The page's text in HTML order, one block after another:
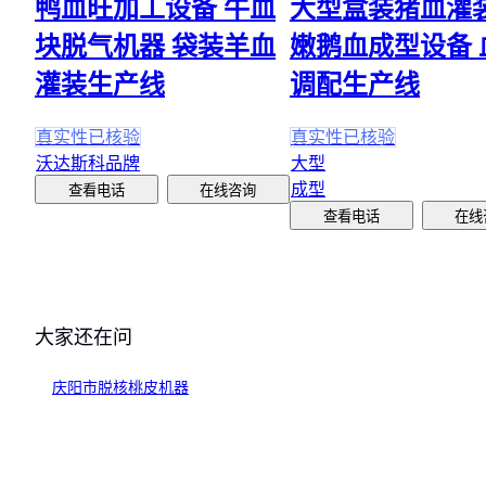
鸭血旺加工设备 牛血
块脱气机器 袋装羊血
灌装生产线
真实性已核验
沃达斯科品牌
查看电话 在线咨询
大型盒装猪血灌
嫩鹅血成型设备
调配生产线
真实性已核验
大型
成型
查看电话 在线
大家还在问
庆阳市脱核桃皮机器